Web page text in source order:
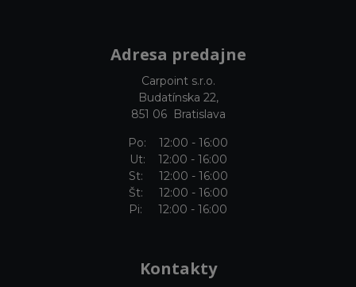
Adresa predajne
Carpoint s.r.o.
Budatínska 22,
851 06 Bratislava
Po: 12:00 - 16:00
Ut: 12:00 - 16:00
St: 12:00 - 16:00
Št: 12:00 - 16:00
Pi: 12:00 - 16:00
Kontakty